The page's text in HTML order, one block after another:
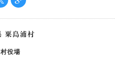
役場